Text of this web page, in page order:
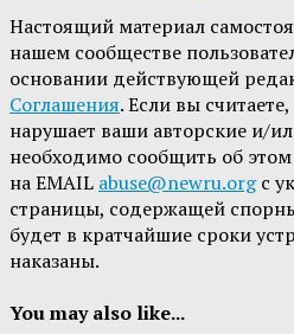
Настоящий материал
нашем сообществе
основании действующей
Соглашения. Если вы
нарушает ваши авторские и/
необходимо сообщить об
на EMAIL abuse@newru.orgс
страницы, содержащей
будет в кратчайшие сроки
наказаны.
You may also like...